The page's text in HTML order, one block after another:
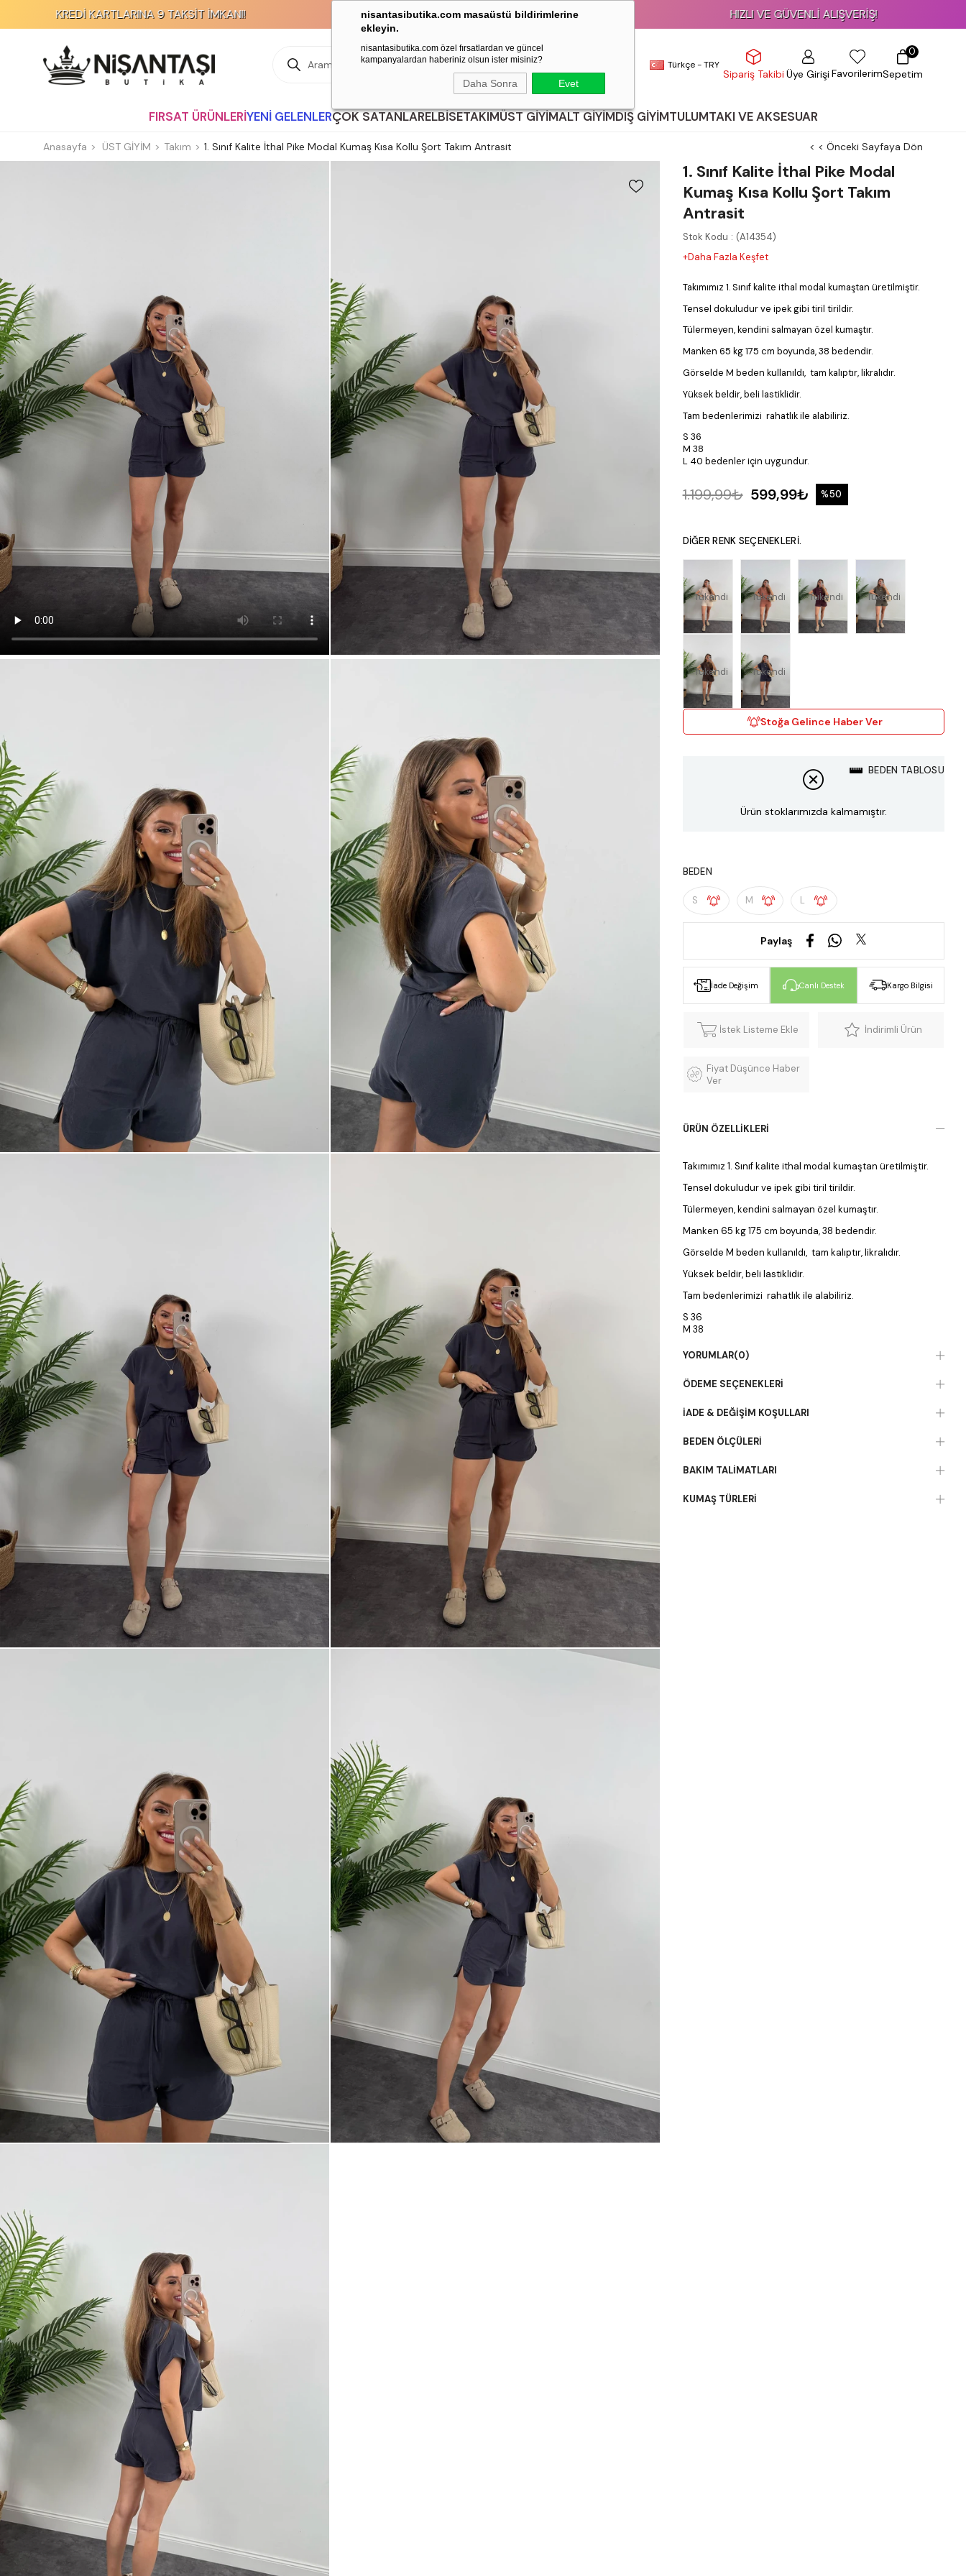
nisantasibutika.com masaüstü bildirimlerine
ekleyin.
nisantasibutika.com özel fırsatlardan ve güncel
kampanyalardan haberiniz olsun ister misiniz?
Daha Sonra Evet
KARTLARINA 9 TAKSİT İMKANI! KAPIDA ÖDEME İMKANI! HIZLI VE GÜVENLİ ALIŞVERİŞ!
Türkçe - TRY
Sipariş TakibiÜye GirişiFavorilerimSepetim
0
FIRSAT ÜRÜNLERİYENİ GELENLERÇOK SATANLARELBİSETAKIMÜST GİYİMALT GİYİMDIŞ GİYİMTULUMTAKI VE AKSESUAR
Anasayfa ÜST GİYİM Takım 1. Sınıf Kalite İthal Pike Modal Kumaş Kısa Kollu Şort Takım Antrasit < < Önceki Sayfaya Dön
1. Sınıf Kalite İthal Pike Modal
Kumaş Kısa Kollu Şort Takım
Antrasit
Stok Kodu
(A14354)
+Daha Fazla Keşfet
Takımımız 1. Sınıf kalite ithal modal kumaştan üretilmiştir.
Tensel dokuludur ve ipek gibi tiril tirildir.
Tülermeyen, kendini salmayan özel kumaştır.
Manken 65 kg 175 cm boyunda, 38 bedendir.
Görselde M beden kullanıldı, tam kalıptır, likralıdır.
Yüksek beldir, beli lastiklidir.
Tam bedenlerimizi rahatlık ile alabiliriz.
S 36
M 38
L 40 bedenler için uygundur.
1.199,99₺ 599,99₺ %50
DIĞER RENK SEÇENEKLERI.
Tükendi Tükendi Tükendi Tükendi
Tükendi Tükendi
Stoğa Gelince Haber Ver
BEDEN TABLOSU
Ürün stoklarımızda kalmamıştır.
BEDEN
S M L
Paylaş
İade Değişim Canlı Destek Kargo Bilgisi
İstek Listeme Ekle İndirimli Ürün
Fiyat Düşünce Haber
Ver
ÜRÜN ÖZELLIKLERI
Takımımız 1. Sınıf kalite ithal modal kumaştan üretilmiştir.
Tensel dokuludur ve ipek gibi tiril tirildir.
Tülermeyen, kendini salmayan özel kumaştır.
Manken 65 kg 175 cm boyunda, 38 bedendir.
Görselde M beden kullanıldı, tam kalıptır, likralıdır.
Yüksek beldir, beli lastiklidir.
Tam bedenlerimizi rahatlık ile alabiliriz.
S 36
M 38
YORUMLAR(0)
ÖDEME SEÇENEKLERI
İADE & DEĞIŞIM KOŞULLARI
BEDEN ÖLÇÜLERI
BAKIM TALIMATLARI
KUMAŞ TÜRLERI